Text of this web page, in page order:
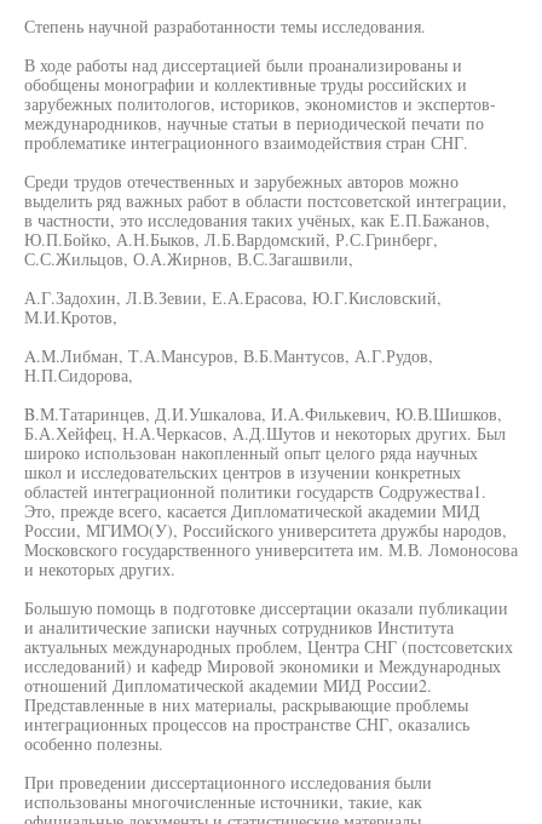
Степень научной разработанности темы исследования.
В ходе работы над диссертацией были проанализированы и
обобщены монографии и коллективные труды российских и
зарубежных политологов, историков, экономистов и экспертов-
международников, научные статьи в периодической печати по
проблематике интеграционного взаимодействия стран СНГ.
Среди трудов отечественных и зарубежных авторов можно
выделить ряд важных работ в области постсоветской интеграции,
в частности, это исследования таких учёных, как Е.П.Бажанов,
Ю.П.Бойко, А.Н.Быков, Л.Б.Вардомский, Р.С.Гринберг,
С.С.Жильцов, О.А.Жирнов, В.С.Загашвили,
А.Г.Задохин, Л.В.Зевии, Е.А.Ерасова, Ю.Г.Кисловский,
М.И.Кротов,
A.М.Либман, Т.А.Мансуров, В.Б.Мантусов, А.Г.Рудов,
Н.П.Сидорова,
B.М.Татаринцев, Д.И.Ушкалова, И.А.Филькевич, Ю.В.Шишков,
Б.А.Хейфец, Н.А.Черкасов, А.Д.Шутов и некоторых других. Был
широко использован накопленный опыт целого ряда научных
школ и исследовательских центров в изучении конкретных
областей интеграционной политики государств Содружества1.
Это, прежде всего, касается Дипломатической академии МИД
России, МГИМО(У), Российского университета дружбы народов,
Московского государственного университета им. М.В. Ломоносова
и некоторых других.
Большую помощь в подготовке диссертации оказали публикации
и аналитические записки научных сотрудников Института
актуальных международных проблем, Центра СНГ (постсоветских
исследований) и кафедр Мировой экономики и Международных
отношений Дипломатической академии МИД России2.
Представленные в них материалы, раскрывающие проблемы
интеграционных процессов на пространстве СНГ, оказались
особенно полезны.
При проведении диссертационного исследования были
использованы многочисленные источники, такие, как